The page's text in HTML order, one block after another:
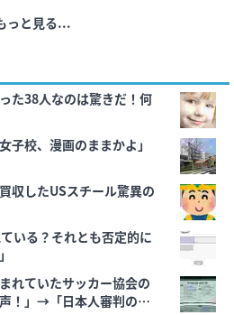
っと見る...
た38人なのは驚きだ！何
子校、漫画のままかよ」
収したUSスチール驚異の
いる？それとも否定的に
れていたサッカー協会の
！」→「日本人審判の名